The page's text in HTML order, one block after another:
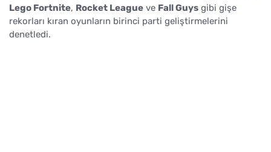
Lego Fortnite, Rocket League ve Fall Guys gibi gişe
rekorları kıran oyunların birinci parti geliştirmelerini
denetledi.